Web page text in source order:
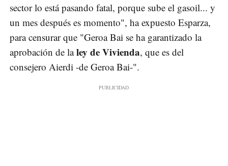
sector lo está pasando fatal, porque sube el gasoil... y
un mes después es momento", ha expuesto Esparza,
para censurar que "Geroa Bai se ha garantizado la
aprobación de laley de Vivienda, que es del
consejero Aierdi -de Geroa Bai-".